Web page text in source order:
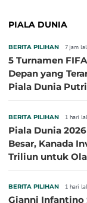
PIALA DUNIA
BERITA PILIHAN 7 jam
5 Turnamen
Depan yang
Piala Dunia
BERITA PILIHAN 1 hari
Piala Dunia
Besar, Kanada
Triliun untuk
BERITA PILIHAN 1 hari
Gianni Infantino